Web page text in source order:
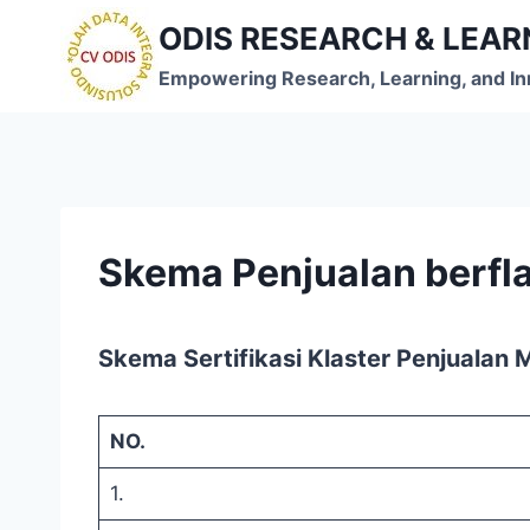
content
ODIS RESEARCH &
Empowering Research, Learning, and
Skema Penjualan
Skema Sertifikasi Klaster Penjualan
NO.
1.